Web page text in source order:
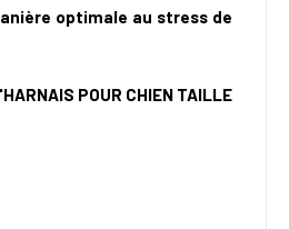
optimale au stress de
POUR CHIEN TAILLE